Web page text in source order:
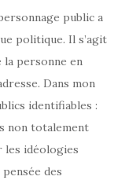
public a
politique. Il s’agit
personne en
Dans mon
identifiables :
non totalement
les idéologies
des